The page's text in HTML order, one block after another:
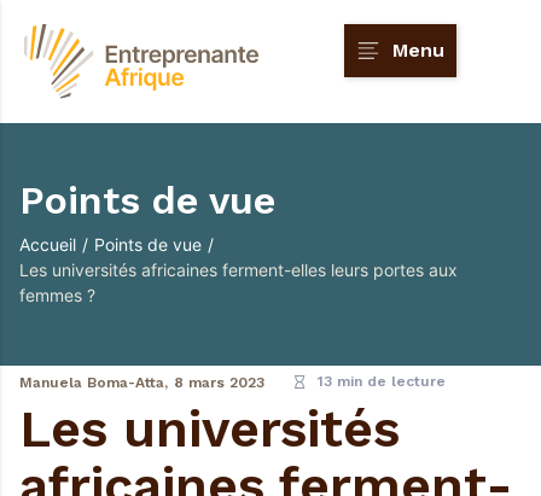
Menu
Points de vue
Accueil / Points de vue /
Les universités africaines ferment-elles leurs portes aux
femmes ?
Manuela Boma-Atta, 8 mars 2023 13 min de lecture
Les universités